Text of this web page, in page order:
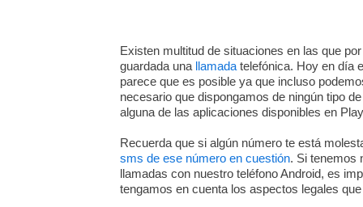
Existen multitud de situaciones en las que
guardada una llamada telefónica. Hoy en día
parece que es posible ya que incluso
necesario que dispongamos de ningún tipo
alguna de las aplicaciones disponibles en
Recuerda que si algún número te está
sms de ese número en cuestión. Si tenemos
llamadas con nuestro teléfono Android, es
tengamos en cuenta los aspectos legales